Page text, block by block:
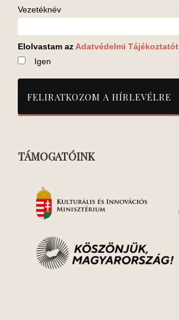
Vezetéknév
Elolvastam az Adatvédelmi Tájékoztatót
Igen
TÁMOGATÓINK